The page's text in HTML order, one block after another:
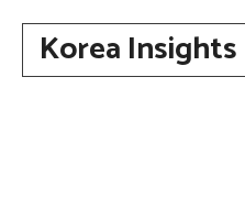
Korea Insights